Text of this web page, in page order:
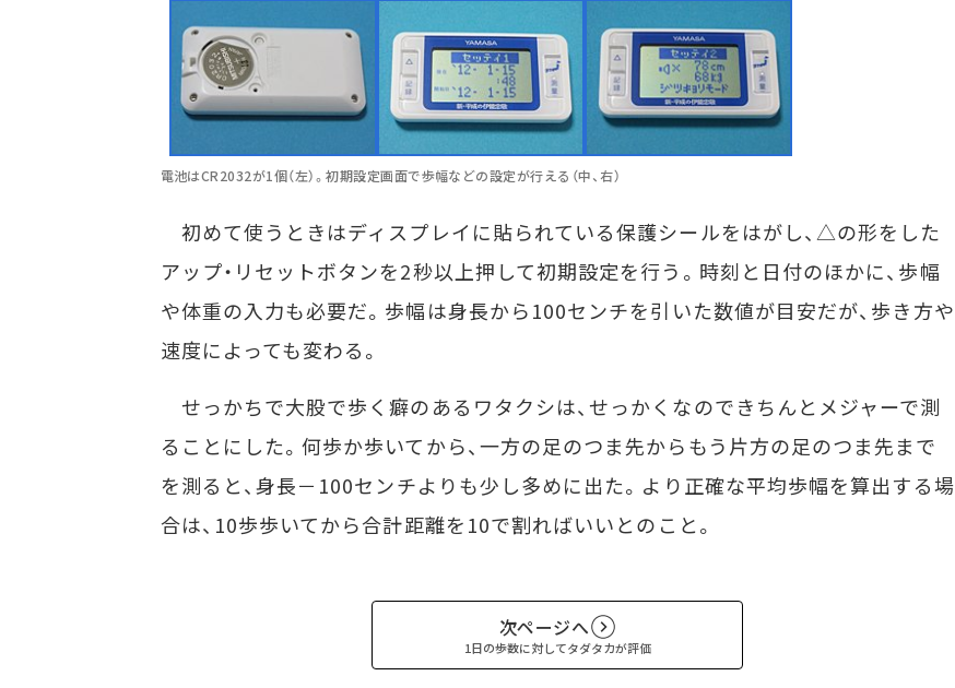
電池はCR2032が1個（左）。初期設定画面で歩幅などの設定が行える（中、右）
初めて使うときはディスプレイに貼られている保護シールをはがし、△の形をした
アップ・リセットボタンを2秒以上押して初期設定を行う。時刻と日付のほかに、歩幅
や体重の入力も必要だ。歩幅は身長から100センチを引いた数値が目安だが、歩き方や
速度によっても変わる。
せっかちで大股で歩く癖のあるワタクシは、せっかくなのできちんとメジャーで測
ることにした。何歩か歩いてから、一方の足のつま先からもう片方の足のつま先まで
を測ると、身長－100センチよりも少し多めに出た。より正確な平均歩幅を算出する場
合は、10歩歩いてから合計距離を10で割ればいいとのこと。
次ページへ
1日の歩数に対してタダタカが評価